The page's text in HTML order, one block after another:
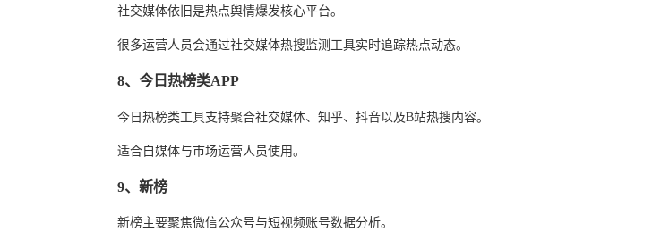
社交媒体依旧是热点舆情爆发核心平台。
很多运营人员会通过社交媒体热搜监测工具实时追踪热点动态。
8、今日热榜类APP
今日热榜类工具支持聚合社交媒体、知乎、抖音以及B站热搜内容。
适合自媒体与市场运营人员使用。
9、新榜
新榜主要聚焦微信公众号与短视频账号数据分析。